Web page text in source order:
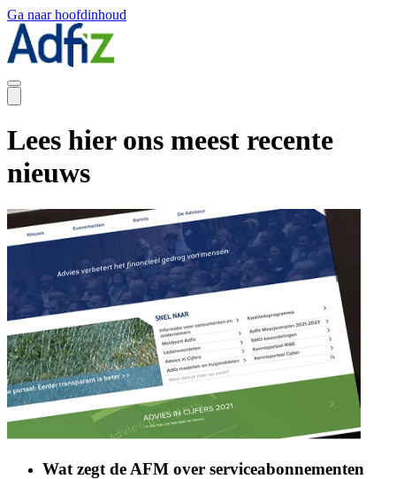
Ga naar hoofdinhoud
Lees hier ons meest recente
nieuws
Wat zegt de AFM over serviceabonnementen